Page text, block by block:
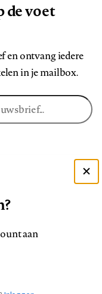
voet
en ontvang iedere
in je mailbox.
verdienen
aan